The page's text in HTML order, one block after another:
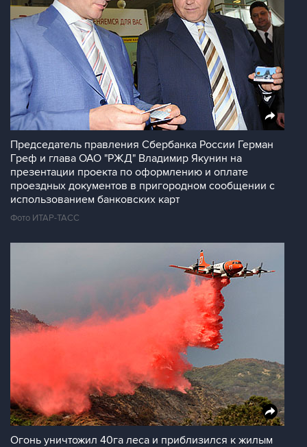
Председатель правления Сбербанка России Герман
Греф и глава ОАО "РЖД" Владимир Якунин на
презентации проекта по оформлению и оплате
проездных документов в пригородном сообщении с
использованием банковских карт
Фото ИТАР-ТАСС
Огонь уничтожил 40га леса и приблизился к жилым